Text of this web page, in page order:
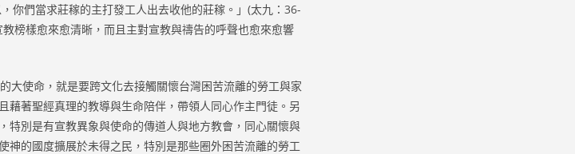
你們當求莊稼的主打發工人出去收他的莊稼。」(太九：36-
榜樣愈來愈清晰，而且主對宣教與禱告的呼聲也愈來愈響
大使命，就是要跨文化去接觸關懷台灣困苦流離的勞工與家
藉著聖經真理的教導與生命陪伴，帶領人同心作主門徒。另
特別是有宣教異象與使命的傳道人與地方教會，同心關懷與
神的國度擴展於未得之民，特別是那些圈外困苦流離的勞工